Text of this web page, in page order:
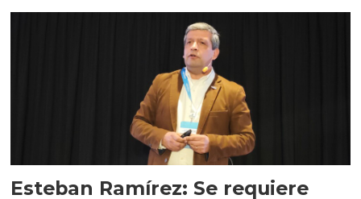
Esteban Ramírez: Se requiere